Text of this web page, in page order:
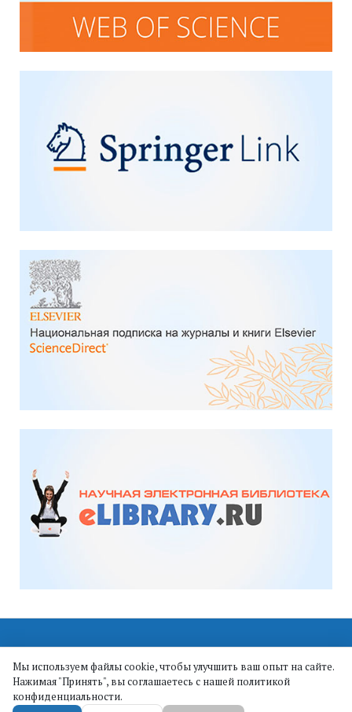
ИПМА КБНЦ РАН || ©
2019
Мы используем файлы cookie, чтобы улучшить ваш опыт на сайте.
Нажимая "Принять", вы соглашаетесь с нашей политикой
конфиденциальности.